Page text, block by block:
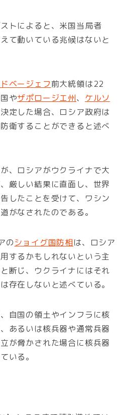
トによると、米国当局者
て動いている兆候はないと
ベージェフ前大統領は22
やザポロージエ州、 ケルソ
定した場合、ロシア政府は
衛することができると述べ
、ロシアがウクライナで大
厳しい結果に直面し、世界
したことを受けて、ワシン
がなされたのである。
のショイグ国防相は、ロシア
するかもしれないという主
断じ、ウクライナにはそれ
存在しないと述べている。
自国の領土やインフラに核
あるいは核兵器や通常兵器
が脅かされた場合に核兵器
いる。